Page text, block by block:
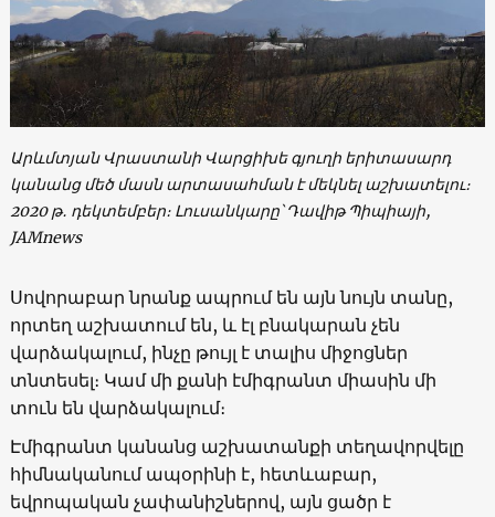
Արևմտյան Վրաստանի Վարցիխե գյուղի երիտասարդ
կանանց մեծ մասն արտասահման է մեկնել աշխատելու։
2020 թ․ դեկտեմբեր։ Լուսանկարը՝ Դավիթ Պիպիայի,
JAMnews
Սովորաբար նրանք ապրում են այն նույն տանը,
որտեղ աշխատում են, և էլ բնակարան չեն
վարձակալում, ինչը թույլ է տալիս միջոցներ
տնտեսել։ Կամ մի քանի էմիգրանտ միասին մի
տուն են վարձակալում։
Էմիգրանտ կանանց աշխատանքի տեղավորվելը
հիմնականում ապօրինի է, հետևաբար,
եվրոպական չափանիշներով, այն ցածր է